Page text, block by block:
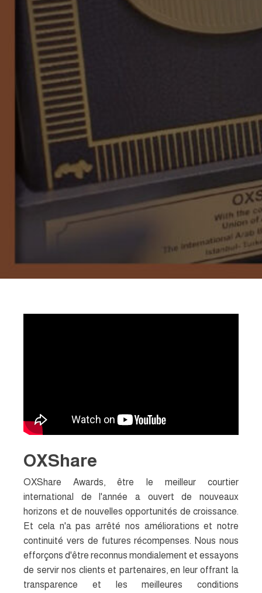
OXShare
OXShare Awards, être le meilleur courtier
international de l'année a ouvert de nouveaux
horizons et de nouvelles opportunités de croissance.
Et cela n'a pas arrêté nos améliorations et notre
continuité vers de futures récompenses. Nous nous
efforçons d'être reconnus mondialement et essayons
de servir nos clients et partenaires, en leur offrant la
transparence et les meilleures conditions